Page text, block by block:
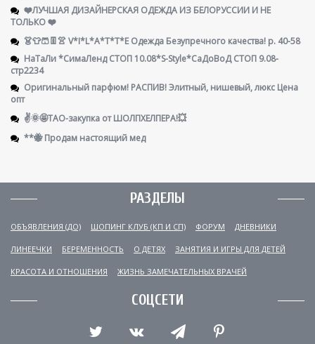
❤️ЛУЧШАЯ ДИЗАЙНЕРСКАЯ ОДЕЖДА ИЗ БЕЛОРУССИИ И НЕ
ТОЛЬКО ❤️
👗👕🩳👖👚 V*I*L*A*T*T*E Одежда Безупречного качества! р. 40-58
НаТаЛи *СимаЛенд СТОП 10.08*S-Style*СаДоВоД СТОП 9.08-
стр2234
Оригинальный парфюм! РАСПИВ! Элитный, нишевый, люкс Цена
опт
✌️🌞🤩ТАО-закупка от ШОЛПХЕЛПЕРА!💥
**🐝 Продам настоящий мед
РАЗДЕЛЫ
ОБЪЯВЛЕНИЯ (ДО) ШОПИНГ КЛУБ (КП И СП) ФОРУМ ДНЕВНИКИ
ЛИНЕЕЧКИ БЕРЕМЕННОСТЬ О ДЕТЯХ ЗАНЯТИЯ И ИГРЫ ДЛЯ ДЕТЕЙ
КРАСОТА И ОТНОШЕНИЯ ЖИЗНЬ ЗАМЕЧАТЕЛЬНЫХ ВРАЧЕЙ
СОЦСЕТИ